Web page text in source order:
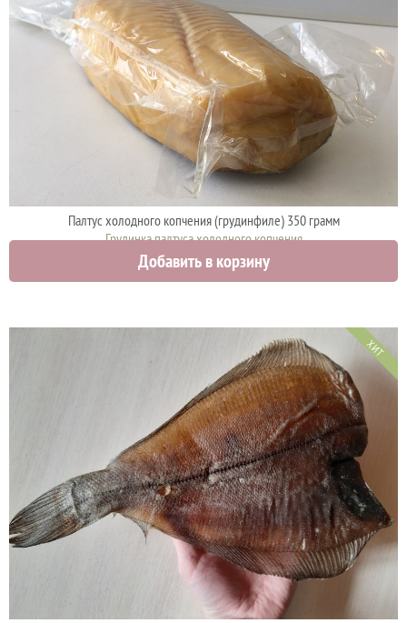
Палтус холодного копчения (грудинфиле) 350 грамм
Грудинка палтуса холодного копчения
2100 руб.
Добавить в корзину
ХИТ